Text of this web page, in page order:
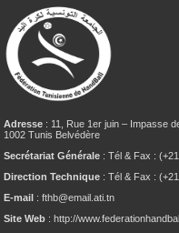
Adresse : 11, Rue 1er juin – Impasse
1002 Tunis Belvédère
Secrétariat Générale : Tél & Fax :
Direction Technique : Tél & Fax :
E-mail : fthb@email.ati.tn
Site Web : http://